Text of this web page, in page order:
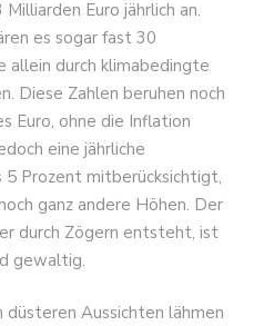
Euro jährlich an.
es sogar fast 30
allein durch klimabedingte
Diese Zahlen beruhen noch
Euro, ohne die Inflation
eine jährliche
5 Prozent mitberücksichtigt,
ganz andere Höhen. Der
durch Zögern entsteht, ist
gewaltig.
Aussichten lähmen